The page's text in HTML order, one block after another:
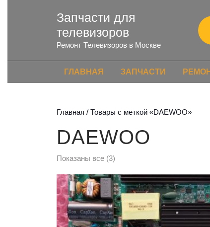
Запчасти для
телевизоров
Ремонт Телевизоров в Москве
ГЛАВНАЯ ЗАПЧАСТИ
Главная / Товары с меткой «DAEWOO»
DAEWOO
Показаны все (3)